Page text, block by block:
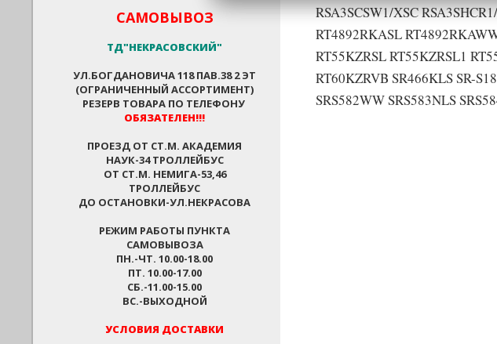
САМОВЫВОЗ
ТД"НЕКРАСОВСКИЙ"
УЛ.БОГДАНОВИЧА 118 ПАВ.38 2 ЭТ
(ОГРАНИЧЕННЫЙ АССОРТИМЕНТ)
РЕЗЕРВ ТОВАРА ПО ТЕЛЕФОНУ
ОБЯЗАТЕЛЕН!!!
ПРОЕЗД ОТ СТ.М. АКАДЕМИЯ
НАУК-34 ТРОЛЛЕЙБУС
ОТ СТ.М. НЕМИГА-53,46
ТРОЛЛЕЙБУС
ДО ОСТАНОВКИ-УЛ.НЕКРАСОВА
РЕЖИМ РАБОТЫ ПУНКТА
САМОВЫВОЗА
ПН.-ЧТ. 10.00-18.00
ПТ. 10.00-17.00
СБ.-11.00-15.00
ВС.-ВЫХОДНОЙ
УСЛОВИЯ ДОСТАВКИ
RSA3SCSW1/XSC
RT4892RKASL
RT55KZRSL RT55KZRSL1
RT60KZRVB SR466KLS SR-
SRS582WW SRS583NLS